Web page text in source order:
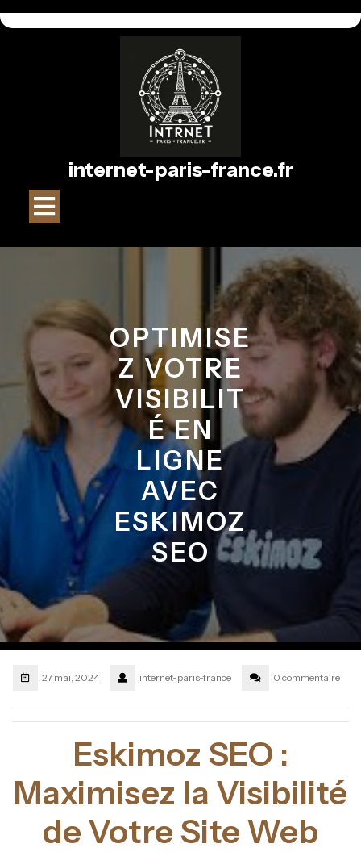
au
internet-paris-france.fr
Ouvrir
OPTIMISE
Z VOTRE
VISIBILIT
É EN
LIGNE
AVEC
ESKIMOZ
SEO
27 mai, 2024 internet-paris-france 0 commentaire
Eskimoz SEO :
Maximisez la Visibilité
de Votre Site Web